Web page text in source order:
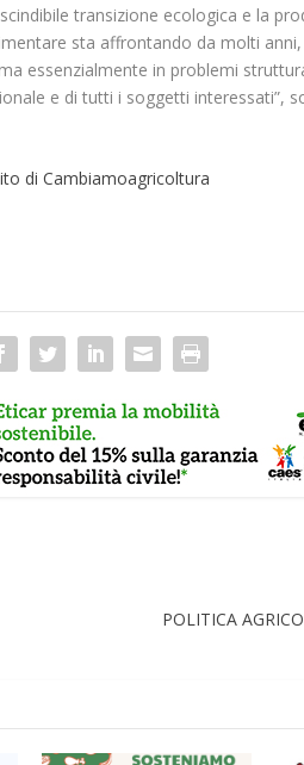
transizione ecologica e la
sta affrontando da molti
essenzialmente in problemi
e di tutti i soggetti interessati”,
di Cambiamoagricoltura
POLITICA